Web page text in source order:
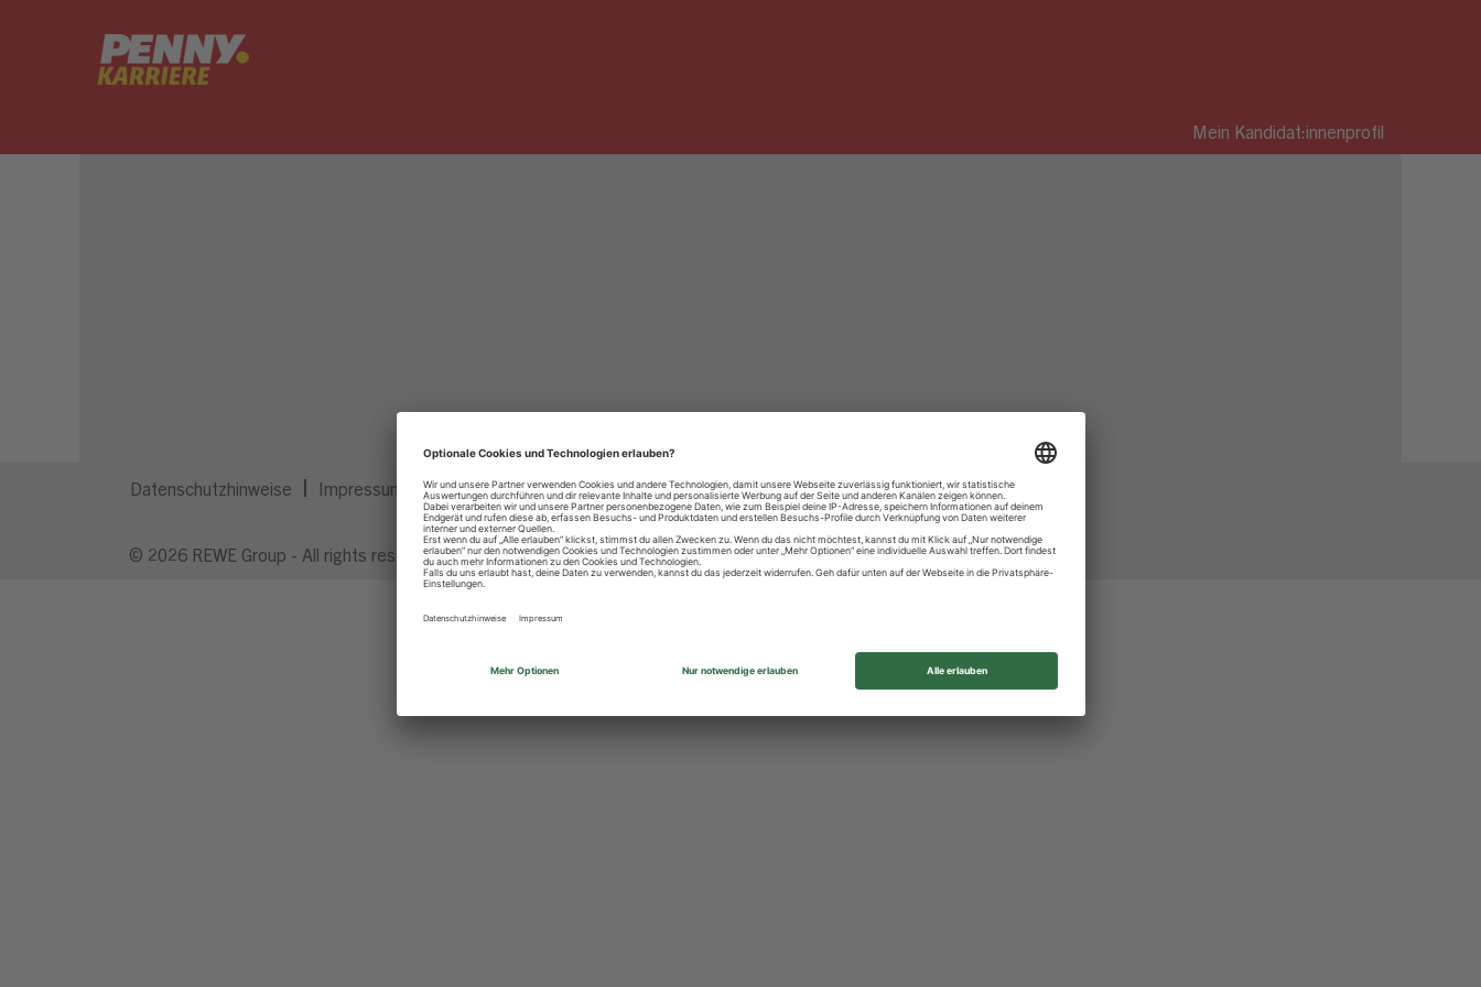
Mein Kandidat:innenprofil
Datenschutzhinweise Impressum Privatsphäre-Einstellungen
© 2026 REWE Group - All rights reserved